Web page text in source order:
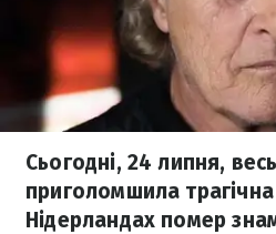
Сьогодні, 24 липня,
приголомшила
Нідерландах помер